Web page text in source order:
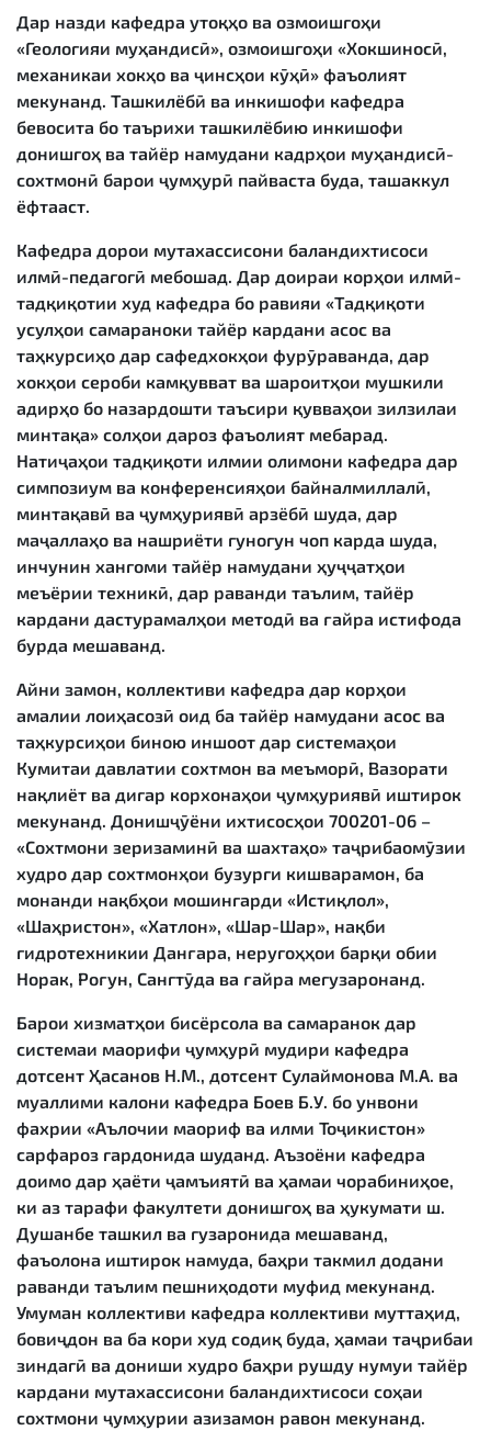
Дар назди кафедра утоқҳо ва озмоишгоҳи
«Геологияи муҳандисӣ», озмоишгоҳи «Хокшиносӣ,
механикаи хокҳо ва ҷинсҳои кӯҳӣ» фаъолият
мекунанд. Ташкилёбӣ ва инкишофи кафедра
бевосита бо таърихи ташкилёбию инкишофи
донишгоҳ ва тайёр намудани кадрҳои муҳандисӣ-
сохтмонӣ барои ҷумҳурӣ пайваста буда, ташаккул
ёфтааст.
Кафедра дорои мутахассисони баландихтисоси
илмӣ-педагогӣ мебошад. Дар доираи корҳои илмӣ-
тадқиқотии худ кафедра бо равияи «Тадқиқоти
усулҳои самараноки тайёр кардани асос ва
таҳкурсиҳо дар сафедхокҳои фурӯраванда, дар
хокҳои сероби камқувват ва шароитҳои мушкили
адирҳо бо назардошти таъсири қувваҳои зилзилаи
минтақа» солҳои дароз фаъолият мебарад.
Натиҷаҳои тадқиқоти илмии олимони кафедра дар
симпозиум ва конференсияҳои байналмиллалӣ,
минтақавӣ ва ҷумҳуриявӣ арзёбӣ шуда, дар
маҷаллаҳо ва нашриёти гуногун чоп карда шуда,
инчунин хангоми тайёр намудани ҳуҷҷатҳои
меъёрии техникӣ, дар раванди таълим, тайёр
кардани дастурамалҳои методӣ ва ғайра истифода
бурда мешаванд.
Айни замон, коллективи кафедра дар корҳои
амалии лоиҳасозӣ оид ба тайёр намудани асос ва
таҳкурсиҳои биною иншоот дар системаҳои
Кумитаи давлатии сохтмон ва меъморӣ, Вазорати
нақлиёт ва дигар корхонаҳои ҷумҳуриявӣ иштирок
мекунанд. Донишҷӯёни ихтисосҳои 700201-06 –
«Сохтмони зеризаминӣ ва шахтаҳо» таҷрибаомӯзии
худро дар сохтмонҳои бузурги кишварамон, ба
монанди нақбҳои мошингарди «Истиқлол»,
«Шаҳристон», «Хатлон», «Шар-Шар», нақби
гидротехникии Данғара, неругоҳҳои барқи обии
Норак, Роғун, Сангтӯда ва ғайра мегузаронанд.
Барои хизматҳои бисёрсола ва самаранок дар
системаи маорифи ҷумҳурӣ мудири кафедра
дотсент Ҳасанов Н.М., дотсент Сулаймонова М.А. ва
муаллими калони кафедра Боев Б.У. бо унвони
фахрии «Аълочии маориф ва илми Тоҷикистон»
сарфароз гардонида шуданд. Аъзоёни кафедра
доимо дар ҳаёти ҷамъиятӣ ва ҳамаи чорабиниҳое,
ки аз тарафи факултети донишгоҳ ва ҳукумати ш.
Душанбе ташкил ва гузаронида мешаванд,
фаъолона иштирок намуда, баҳри такмил додани
раванди таълим пешниҳодоти муфид мекунанд.
Умуман коллективи кафедра коллективи муттаҳид,
бовиҷдон ва ба кори худ содиқ буда, ҳамаи таҷрибаи
зиндагӣ ва дониши худро баҳри рушду нумуи тайёр
кардани мутахассисони баландихтисоси соҳаи
сохтмони ҷумҳурии азизамон равон мекунанд.